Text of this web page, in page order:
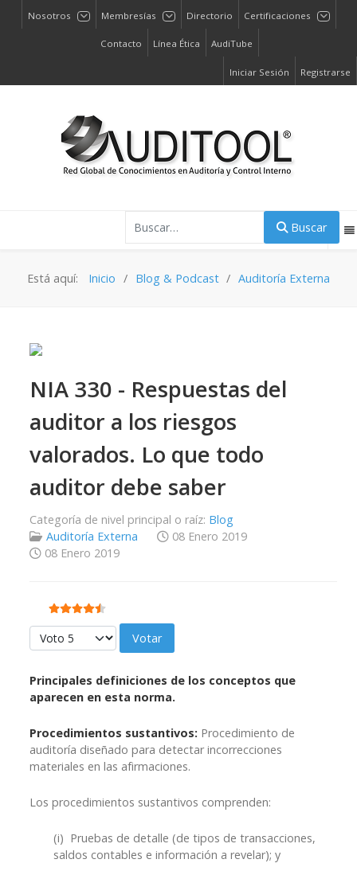
Nosotros Membresías Directorio Certificaciones
Contacto Línea Ética AudiTube
Iniciar Sesión Registrarse
Buscar
Está aquí: Inicio Blog & Podcast Auditoría Externa
NIA 330 - Respuestas del
auditor a los riesgos
valorados. Lo que todo
auditor debe saber
Categoría de nivel principal o raíz: Blog
Auditoría Externa
08 Enero 2019
08 Enero 2019
Ratio:4.5/5
Por favor, vote
Principales definiciones de los conceptos que
aparecen en esta norma.
Procedimientos sustantivos: Procedimiento de
auditoría diseñado para detectar incorrecciones
materiales en las afirmaciones.
Los procedimientos sustantivos comprenden:
(i) Pruebas de detalle (de tipos de transacciones,
saldos contables e información a revelar); y